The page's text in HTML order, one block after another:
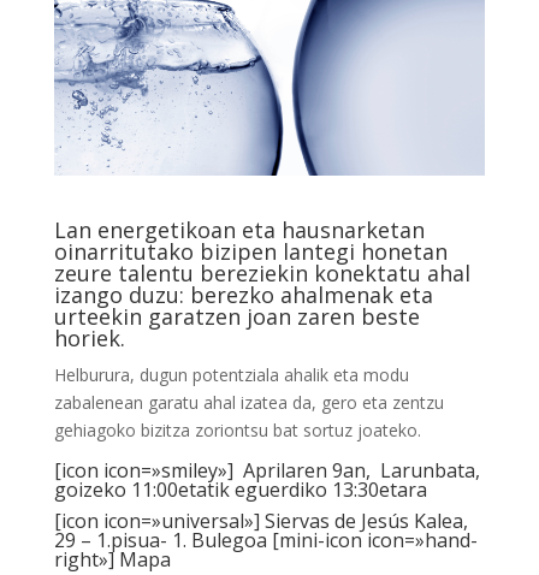
Lan energetikoan eta hausnarketan
oinarritutako bizipen lantegi honetan
zeure talentu bereziekin konektatu ahal
izango duzu: berezko ahalmenak eta
urteekin garatzen joan zaren beste
horiek.
Helburura, dugun potentziala ahalik eta modu
zabalenean garatu ahal izatea da, gero eta zentzu
gehiagoko bizitza zoriontsu bat sortuz joateko.
[icon icon=»smiley»] Aprilaren 9an, Larunbata,
goizeko 11:00etatik eguerdiko 13:30etara
[icon icon=»universal»] Siervas de Jesús Kalea,
29 – 1.pisua- 1. Bulegoa [mini-icon icon=»hand-
right»] Mapa